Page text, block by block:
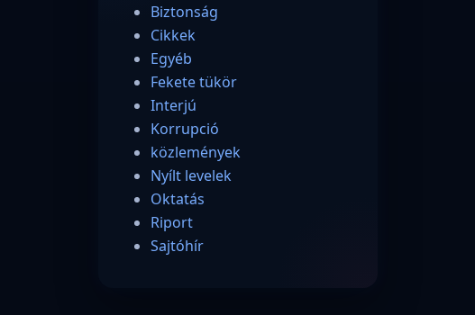
Biztonság
Cikkek
Egyéb
Fekete tükör
Interjú
Korrupció
közlemények
Nyílt levelek
Oktatás
Riport
Sajtóhír